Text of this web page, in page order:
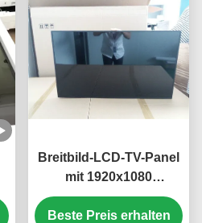
Breitbild-LCD-TV-Panel
mit 1920x1080
Auflösung und 16,7 Mio.
Farben für hochwertige
Beste Preis erhalten